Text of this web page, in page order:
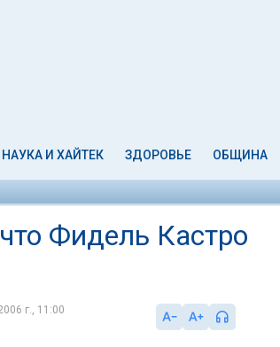
НАУКА И ХАЙТЕК ЗДОРОВЬЕ ОБЩИНА
Фидель Кастро
г., 11:00